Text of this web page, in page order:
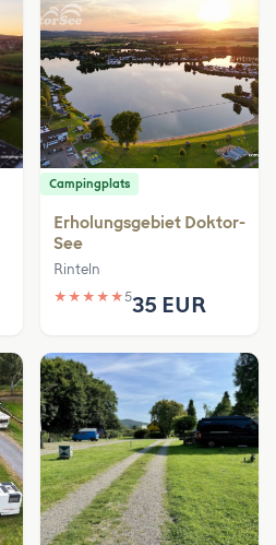
Campingplats
Erholungsgebiet Doktor-
See
Rinteln
★ ★ ★ ★ ★535 EUR